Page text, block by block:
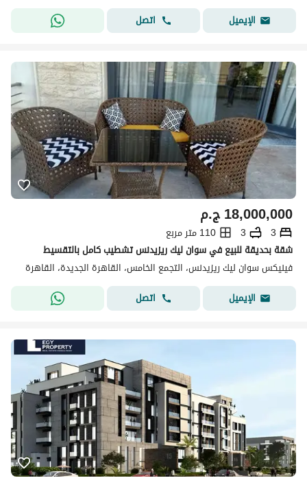
الإيميل
اتصل
ج.م18,000,000
3
3
110 متر مربع
شقة بحديقة للبيع في سوان ليك ريزيدنس تشطيب كامل بالتقسيط
فينيكس سوان ليك ريزيدنس، التجمع الخامس، القاهرة الجديدة، القاهرة
الإيميل
اتصل